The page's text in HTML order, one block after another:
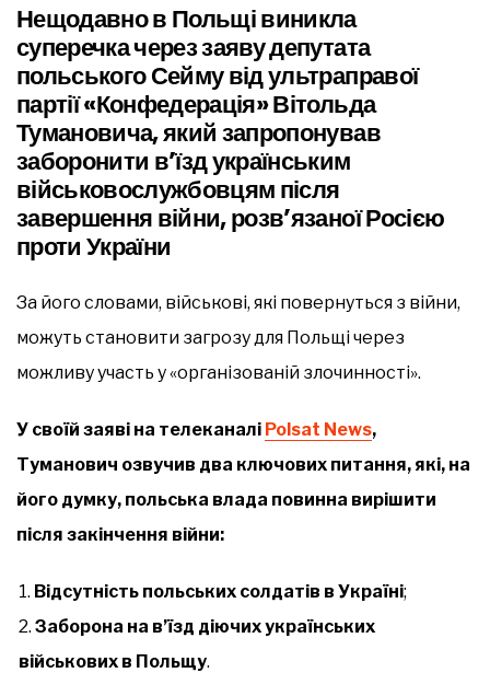
Нещодавно в Польщі виникла
суперечка через заяву депутата
польського Сейму від ультраправої
партії «Конфедерація» Вітольда
Тумановича, який запропонував
заборонити в’їзд українським
військовослужбовцям після
завершення війни, розв’язаної Росією
проти України
За його словами, військові, які повернуться з війни,
можуть становити загрозу для Польщі через
можливу участь у «організованій злочинності».
У своїй заяві на телеканалі Polsat News,
Туманович озвучив два ключових питання, які, на
його думку, польська влада повинна вирішити
після закінчення війни:
Відсутність польських солдатів в Україні;
Заборона на в’їзд діючих українських
військових в Польщу.